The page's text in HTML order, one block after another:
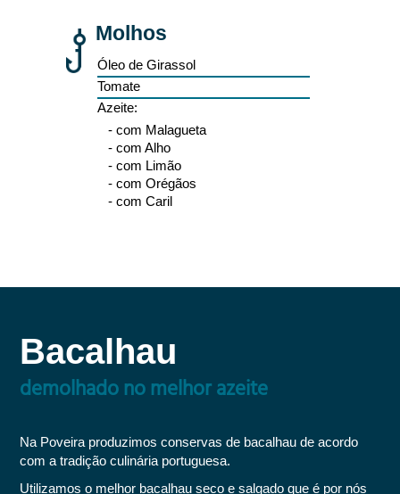
Molhos
Óleo de Girassol
Tomate
Azeite:
- com Malagueta
- com Alho
- com Limão
- com Orégãos
- com Caril
Bacalhau
demolhado no melhor azeite
Na Poveira produzimos conservas de bacalhau de acordo
com a tradição culinária portuguesa.
Utilizamos o melhor bacalhau seco e salgado que é por nós